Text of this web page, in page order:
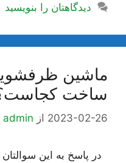
دیدگاهتان را بنویسید
ماشین
ساخت
2023-02-26 از admin
در پاسخ به این